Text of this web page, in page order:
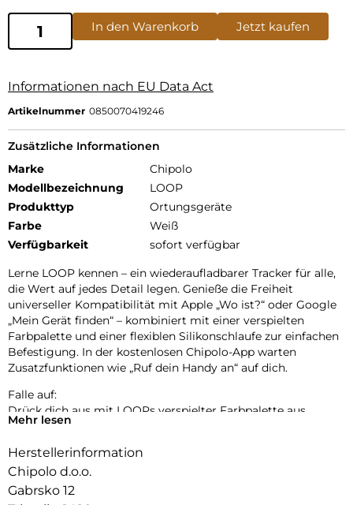
In den Warenkorb Jetzt kaufen
Informationen nach EU Data Act
Artikelnummer 0850070419246
Zusätzliche Informationen
Marke
Chipolo
Modellbezeichnung
LOOP
Produkttyp
Ortungsgeräte
Farbe
Weiß
Verfügbarkeit
sofort verfügbar
Lerne LOOP kennen – ein wiederaufladbarer Tracker für alle,
die Wert auf jedes Detail legen. Genieße die Freiheit
universeller Kompatibilität mit Apple „Wo ist?“ oder Google
„Mein Gerät finden“ – kombiniert mit einer verspielten
Farbpalette und einer flexiblen Silikonschlaufe zur einfachen
Befestigung. In der kostenlosen Chipolo-App warten
Zusatzfunktionen wie „Ruf dein Handy an“ auf dich.
Falle auf:
Drück dich aus mit LOOPs verspielter Farbpalette aus
Pastell- und klassischen Tönen. Bereit, deinen Stil überallhin
Einfach aufladen:
LOOP wurde für deinen Komfort und mit Rücksicht auf den
Mehr lesen
Herstellerinformation
Chipolo d.o.o.
Gabrsko 12